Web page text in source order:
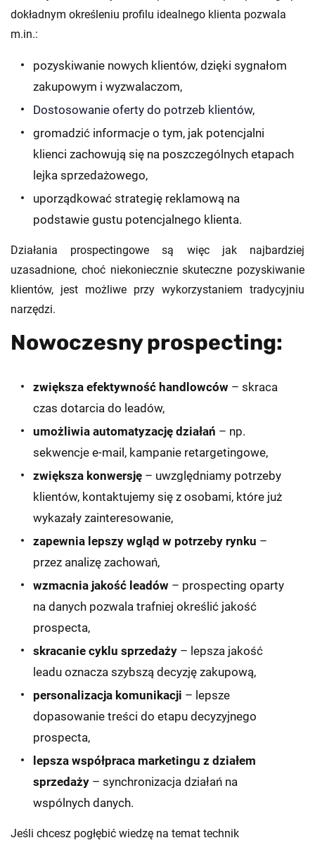
dokładnym określeniu profilu idealnego klienta pozwala
m.in.:
pozyskiwanie nowych klientów, dzięki sygnałom
zakupowym i wyzwalaczom,
Dostosowanie oferty do potrzeb klientów,
gromadzić informacje o tym, jak potencjalni
klienci zachowują się na poszczególnych etapach
lejka sprzedażowego,
uporządkować strategię reklamową na
podstawie gustu potencjalnego klienta.
Działania prospectingowe są więc jak najbardziej
uzasadnione, choć niekoniecznie skuteczne pozyskiwanie
klientów, jest możliwe przy wykorzystaniem tradycyjniu
narzędzi.
Nowoczesny prospecting:
zwiększa efektywność handlowców – skraca
czas dotarcia do leadów,
umożliwia automatyzację działań – np.
sekwencje e-mail, kampanie retargetingowe,
zwiększa konwersję – uwzględniamy potrzeby
klientów, kontaktujemy się z osobami, które już
wykazały zainteresowanie,
zapewnia lepszy wgląd w potrzeby rynku –
przez analizę zachowań,
wzmacnia jakość leadów – prospecting oparty
na danych pozwala trafniej określić jakość
prospecta,
skracanie cyklu sprzedaży – lepsza jakość
leadu oznacza szybszą decyzję zakupową,
personalizacja komunikacji – lepsze
dopasowanie treści do etapu decyzyjnego
prospecta,
lepsza współpraca marketingu z działem
sprzedaży – synchronizacja działań na
wspólnych danych.
Jeśli chcesz pogłębić wiedzę na temat technik